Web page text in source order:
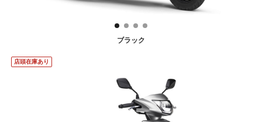
ブラック
店頭在庫あり